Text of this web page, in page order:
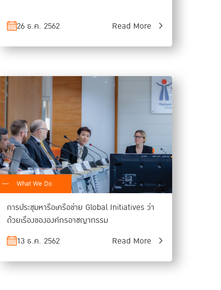
26 ธ.ค. 2562 Read More
What We Do
การประชุมหารือเครือข่าย Global Initiatives ว่า
ด้วยเรื่องขององค์กรอาชญากรรม
13 ธ.ค. 2562
Read More